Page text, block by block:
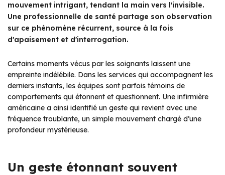
mouvement intrigant, tendant la main vers l'invisible.
Une professionnelle de santé partage son observation
sur ce phénomène récurrent, source à la fois
d'apaisement et d'interrogation.
Certains moments vécus par les soignants laissent une
empreinte indélébile. Dans les services qui accompagnent les
derniers instants, les équipes sont parfois témoins de
comportements qui étonnent et questionnent. Une infirmière
américaine a ainsi identifié un geste qui revient avec une
fréquence troublante, un simple mouvement chargé d’une
profondeur mystérieuse.
Un geste étonnant souvent